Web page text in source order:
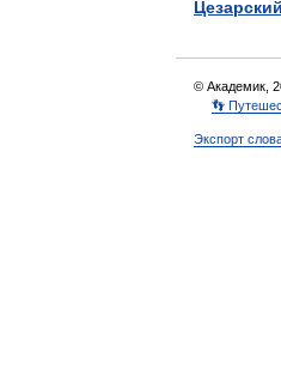
© Академик,
👣
Экспорт